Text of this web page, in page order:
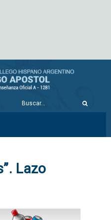
Lazo